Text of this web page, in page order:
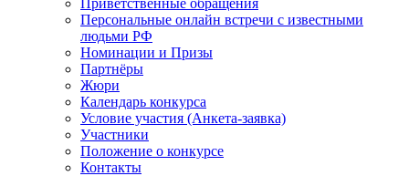
Приветственные обращения
Персональные онлайн встречи с известными
людьми РФ
Номинации и Призы
Партнёры
Жюри
Календарь конкурса
Условие участия (Анкета-заявка)
Участники
Положение о конкурсе
Контакты